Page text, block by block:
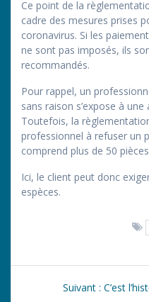
Ce point de la
cadre des mesures prises
coronavirus. Si les
ne sont pas imposés, ils
recommandés.
Pour rappel, un
sans raison s’expose à
Toutefois, la
professionnel à refuser un
comprend plus de 50
Ici, le client peut donc
espèces.
Navigation
Suivant : Article
C’est